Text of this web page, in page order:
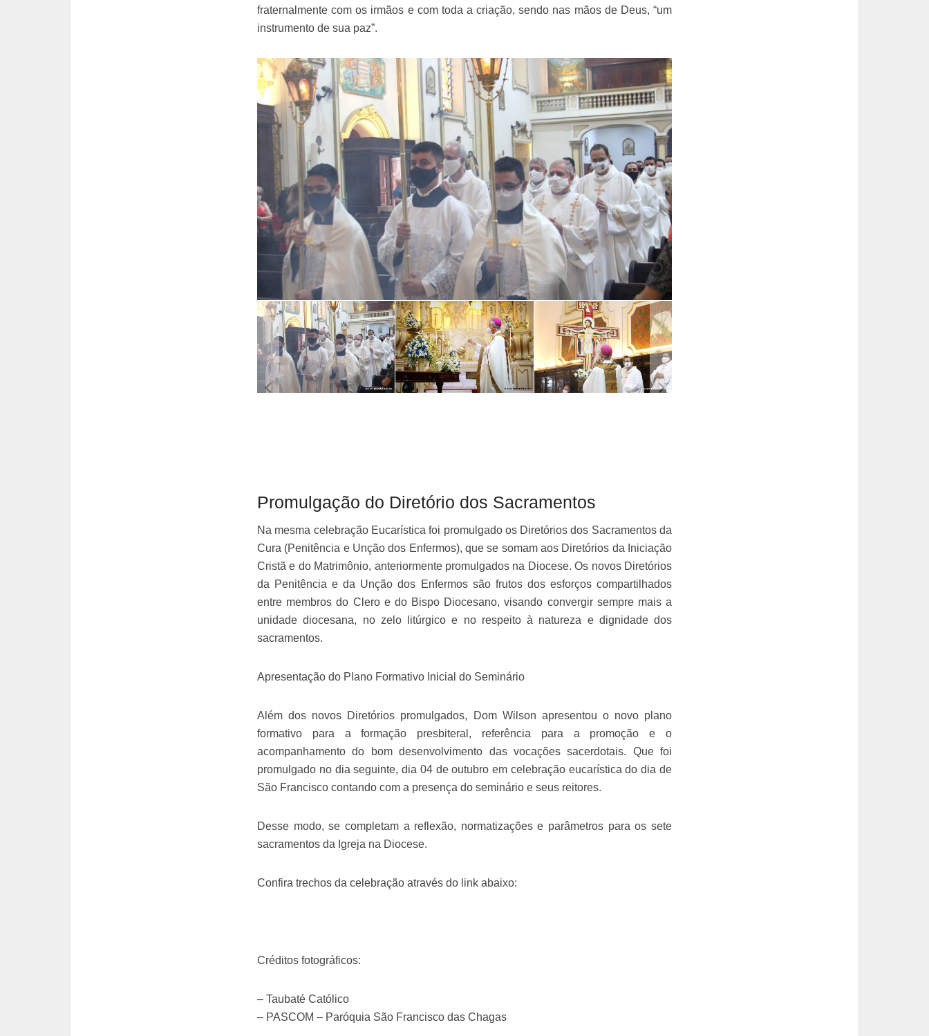
fraternalmente com os irmãos e com toda a criação, sendo nas mãos de Deus, “um
instrumento de sua paz”.
Promulgação do Diretório dos Sacramentos
Na mesma celebração Eucarística foi promulgado os Diretórios dos Sacramentos da
Cura (Penitência e Unção dos Enfermos), que se somam aos Diretórios da Iniciação
Cristã e do Matrimônio, anteriormente promulgados na Diocese. Os novos Diretórios
da Penitência e da Unção dos Enfermos são frutos dos esforços compartilhados
entre membros do Clero e do Bispo Diocesano, visando convergir sempre mais a
unidade diocesana, no zelo litúrgico e no respeito à natureza e dignidade dos
sacramentos.
Apresentação do Plano Formativo Inicial do Seminário
Além dos novos Diretórios promulgados, Dom Wilson apresentou o novo plano
formativo para a formação presbiteral, referência para a promoção e o
acompanhamento do bom desenvolvimento das vocações sacerdotais. Que foi
promulgado no dia seguinte, dia 04 de outubro em celebração eucarística do dia de
São Francisco contando com a presença do seminário e seus reitores.
Desse modo, se completam a reflexão, normatizações e parâmetros para os sete
sacramentos da Igreja na Diocese.
Confira trechos da celebração através do link abaixo:
Créditos fotográficos:
– Taubaté Católico
– PASCOM – Paróquia São Francisco das Chagas